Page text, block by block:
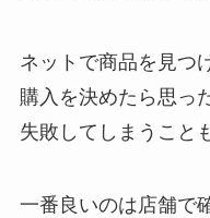
ネットで商品を見つ
購入を決めたら思っ
失敗してしまうこと
一番良いのは店舗で